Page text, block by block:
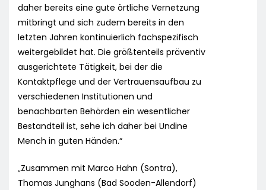
daher bereits eine gute örtliche Vernetzung
mitbringt und sich zudem bereits in den
letzten Jahren kontinuierlich fachspezifisch
weitergebildet hat. Die größtenteils präventiv
ausgerichtete Tätigkeit, bei der die
Kontaktpflege und der Vertrauensaufbau zu
verschiedenen Institutionen und
benachbarten Behörden ein wesentlicher
Bestandteil ist, sehe ich daher bei Undine
Mench in guten Händen.“
„Zusammen mit Marco Hahn (Sontra),
Thomas Junghans (Bad Sooden-Allendorf)